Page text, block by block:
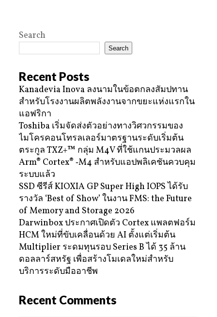
Search
Search
Recent Posts
Kanadevia Inova ลงนามในข้อตกลงสัมปทาน
สำหรับโรงงานผลิตพลังงานจากขยะแห่งแรกใน
แอฟริกา
Toshiba เริ่มจัดส่งตัวอย่างทางวิศวกรรมของ
ไมโครคอนโทรลเลอร์มาตรฐานระดับเริ่มต้น
ตระกูล TXZ+™ กลุ่ม M4V ที่ใช้แกนประมวลผล
Arm® Cortex® ‑M4 สำหรับแอปพลิเคชันควบคุม
ระบบแล้ว
SSD ซีรีส์ KIOXIA GP Super High IOPS ได้รับ
รางวัล ‘Best of Show’ ในงาน FMS: the Future
of Memory and Storage 2026
Darwinbox ประกาศเปิดตัว Cortex แพลตฟอร์ม
HCM ใหม่ที่ขับเคลื่อนด้วย AI ตั้งแต่เริ่มต้น
Multiplier ระดมทุนรอบ Series B ได้ 35 ล้าน
ดอลลาร์สหรัฐ เพื่อสร้างโมเดลใหม่สำหรับ
บริการระดับมืออาชีพ
Recent Comments